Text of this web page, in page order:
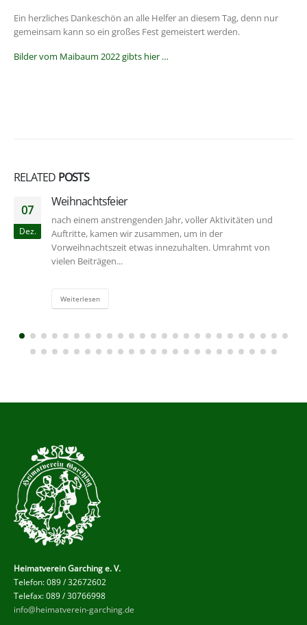
Ein herzliches Dankeschön an alle Helfer an diesem Tag, denn nur
gemeinsam kann so ein großes Fest gemeistert werden.
Bilder vom Maibaum 2022 gibts hier …
RELATED POSTS
07
Dez.
Weihnachtsfeier
nach einem anstrengenden Jahr, voller Aktivitäten und
Auftritte, kamen wir zusammen, um in der
Vorweihnachtszeit etwas innezuhalten. Umrahmt von
vielen Beiträgen...
Weiterlesen
Heimatverein Garching e. V.
Telefon: 089 / 32672602
Telefax: 089 / 30766998
info@heimatverein-garching.de